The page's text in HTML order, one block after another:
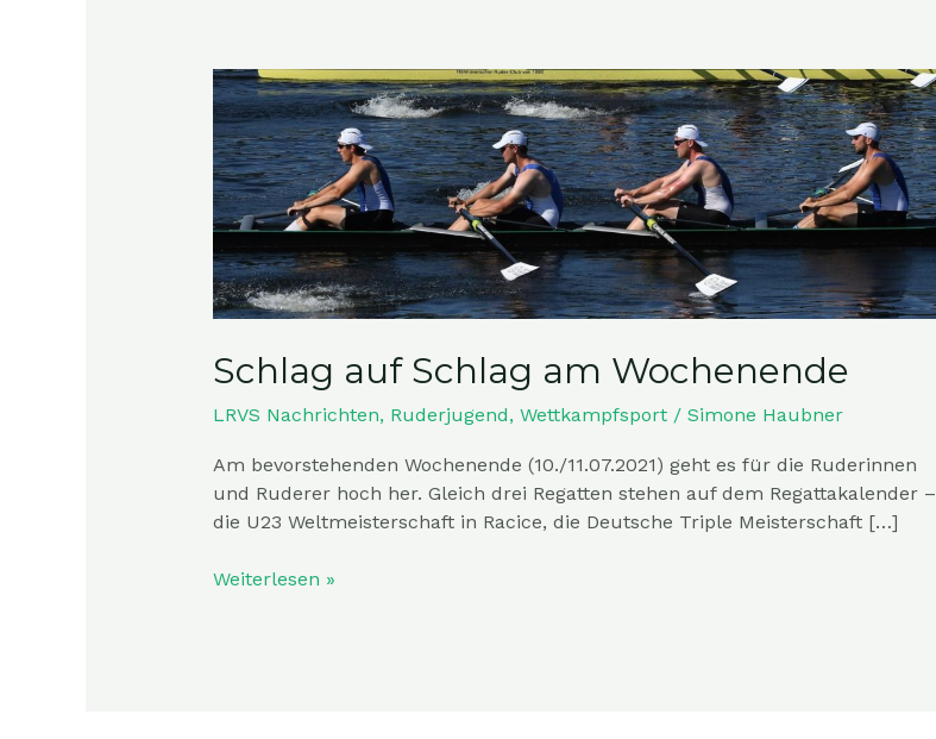
Schlag auf Schlag am Wochenende
LRVS Nachrichten, Ruderjugend, Wettkampfsport/ Simone Haubner
Am bevorstehenden Wochenende (10./11.07.2021) geht es für die Ruderinnen
und Ruderer hoch her. Gleich drei Regatten stehen auf dem Regattakalender –
die U23 Weltmeisterschaft in Racice, die Deutsche Triple Meisterschaft […]
Schlag
auf
Schlag
am
Wochenende
Weiterlesen »